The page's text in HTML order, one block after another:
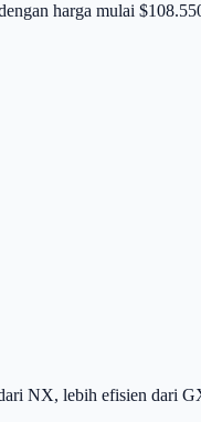
harga mulai
NX, lebih efisien dari